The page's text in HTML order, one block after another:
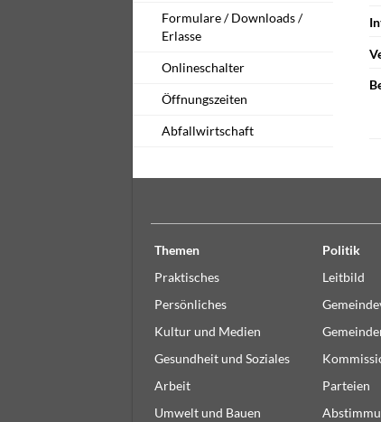
Formulare / Downloads /
Erlasse
Onlineschalter
Öffnungszeiten
Abfallwirtschaft
Themen
Praktisches
Persönliches
Kultur und Medien
Gesundheit und Soziales
Arbeit
Umwelt und Bauen
Politik
Leitbild
Parteien